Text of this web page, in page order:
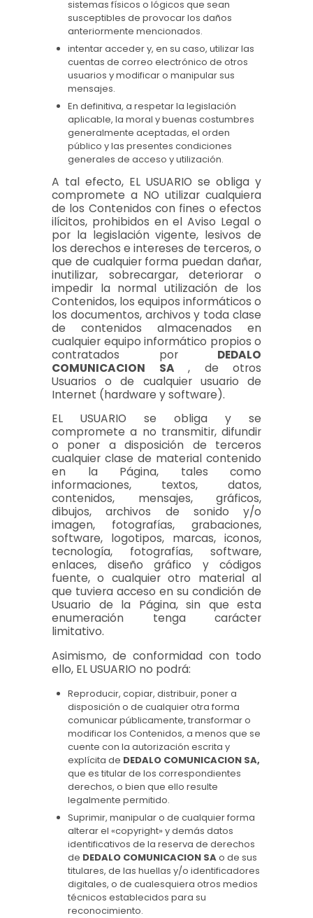
sistemas físicos o lógicos que sean
susceptibles de provocar los daños
anteriormente mencionados.
intentar acceder y, en su caso, utilizar las
cuentas de correo electrónico de otros
usuarios y modificar o manipular sus
mensajes.
En definitiva, a respetar la legislación
aplicable, la moral y buenas costumbres
generalmente aceptadas, el orden
público y las presentes condiciones
generales de acceso y utilización.
A tal efecto, EL USUARIO se obliga y
compromete a NO utilizar cualquiera
de los Contenidos con fines o efectos
ilícitos, prohibidos en el Aviso Legal o
por la legislación vigente, lesivos de
los derechos e intereses de terceros, o
que de cualquier forma puedan dañar,
inutilizar, sobrecargar, deteriorar o
impedir la normal utilización de los
Contenidos, los equipos informáticos o
los documentos, archivos y toda clase
de contenidos almacenados en
cualquier equipo informático propios o
contratados por DEDALO
COMUNICACION SA , de otros
Usuarios o de cualquier usuario de
Internet (hardware y software).
EL USUARIO se obliga y se
compromete a no transmitir, difundir
o poner a disposición de terceros
cualquier clase de material contenido
en la Página, tales como
informaciones, textos, datos,
contenidos, mensajes, gráficos,
dibujos, archivos de sonido y/o
imagen, fotografías, grabaciones,
software, logotipos, marcas, iconos,
tecnología, fotografías, software,
enlaces, diseño gráfico y códigos
fuente, o cualquier otro material al
que tuviera acceso en su condición de
Usuario de la Página, sin que esta
enumeración tenga carácter
limitativo.
Asimismo, de conformidad con todo
ello, EL USUARIO no podrá:
Reproducir, copiar, distribuir, poner a
disposición o de cualquier otra forma
comunicar públicamente, transformar o
modificar los Contenidos, a menos que se
cuente con la autorización escrita y
explícita de DEDALO COMUNICACION SA,
que es titular de los correspondientes
derechos, o bien que ello resulte
legalmente permitido.
Suprimir, manipular o de cualquier forma
alterar el «copyright» y demás datos
identificativos de la reserva de derechos
de DEDALO COMUNICACION SAo de sus
titulares, de las huellas y/o identificadores
digitales, o de cualesquiera otros medios
técnicos establecidos para su
reconocimiento.